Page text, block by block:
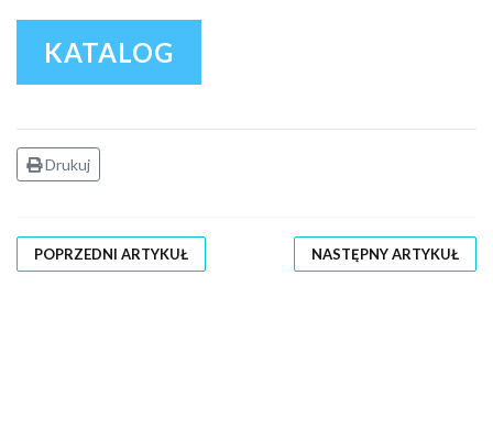
KATALOG
Drukuj
POPRZEDNI ARTYKUŁ NASTĘPNY ARTYKUŁ